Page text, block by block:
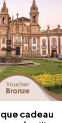
cadeau